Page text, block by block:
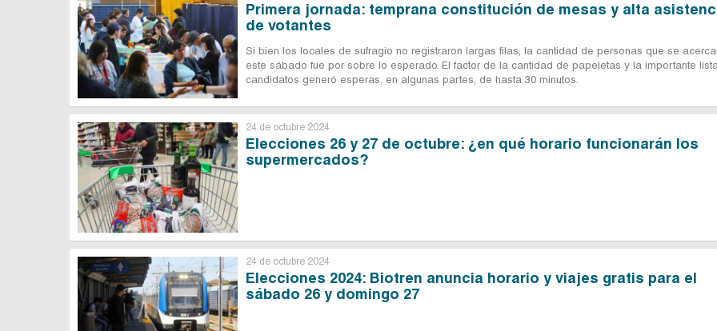
Primera jornada: temprana constitución de mesas y alta
de votantes
Si bien los locales de sufragio no registraron largas filas, la cantidad de personas que se
este sábado fue por sobre lo esperado. El factor de la cantidad de papeletas y la importante
candidatos generó esperas, en algunas partes, de hasta 30 minutos.
24 de octubre 2024
Elecciones 26 y 27 de octubre: ¿en qué horario funcionarán los
supermercados?
24 de octubre 2024
Elecciones 2024: Biotren anuncia horario y viajes gratis para el
sábado 26 y domingo 27